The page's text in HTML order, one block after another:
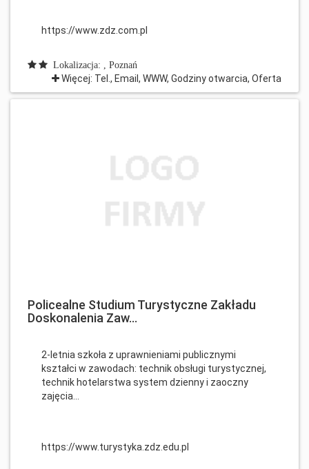
https://www.zdz.com.pl
Lokalizacja: , Poznań
Więcej: Tel., Email, WWW, Godziny otwarcia, Oferta
Policealne Studium Turystyczne Zakładu
Doskonalenia Zaw...
2-letnia szkoła z uprawnieniami publicznymi
kształci w zawodach: technik obsługi turystycznej,
technik hotelarstwa system dzienny i zaoczny
zajęcia...
https://www.turystyka.zdz.edu.pl